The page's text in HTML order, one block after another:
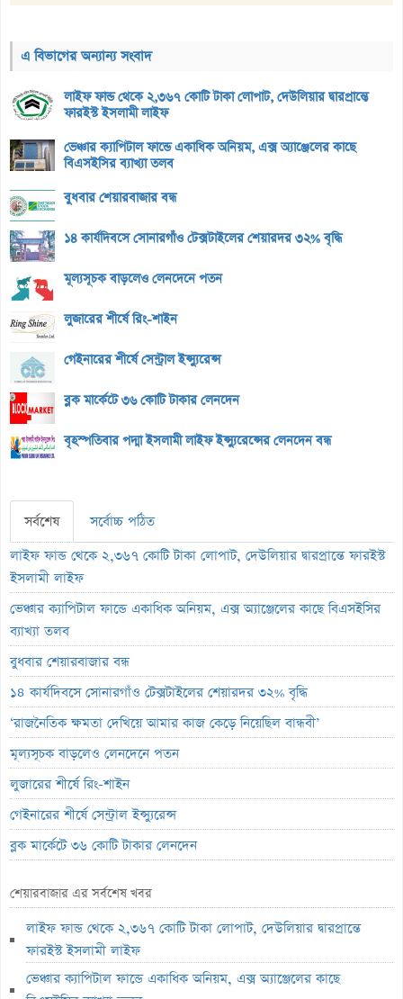
এ বিভাগের অন্যান্য সংবাদ
লাইফ ফান্ড থেকে ২,৩৬৭ কোটি টাকা লোপাট, দেউলিয়ার দ্বারপ্রান্তে
ফারইস্ট ইসলামী লাইফ
ভেঞ্চার ক্যাপিটাল ফান্ডে একাধিক অনিয়ম, এক্স অ্যাঞ্জেলের কাছে
বিএসইসির ব্যাখ্যা তলব
বুধবার শেয়ারবাজার বন্ধ
১৪ কার্যদিবসে সোনারগাঁও টেক্সটাইলের শেয়ারদর ৩২% বৃদ্ধি
মূল্যসূচক বাড়লেও লেনদেনে পতন
লুজারের শীর্ষে রিং-শাইন
গেইনারের শীর্ষে সেন্ট্রাল ইন্স্যুরেন্স
ব্লক মার্কেটে ৩৬ কোটি টাকার লেনদেন
বৃহস্পতিবার পদ্মা ইসলামী লাইফ ইন্স্যুরেন্সের লেনদেন বন্ধ
সর্বশেষ
সর্বোচ্চ পঠিত
লাইফ ফান্ড থেকে ২,৩৬৭ কোটি টাকা লোপাট, দেউলিয়ার দ্বারপ্রান্তে ফারইস্ট
ইসলামী লাইফ
ভেঞ্চার ক্যাপিটাল ফান্ডে একাধিক অনিয়ম, এক্স অ্যাঞ্জেলের কাছে বিএসইসির
ব্যাখ্যা তলব
বুধবার শেয়ারবাজার বন্ধ
১৪ কার্যদিবসে সোনারগাঁও টেক্সটাইলের শেয়ারদর ৩২% বৃদ্ধি
‘রাজনৈতিক ক্ষমতা দেখিয়ে আমার কাজ কেড়ে নিয়েছিল বান্ধবী’
মূল্যসূচক বাড়লেও লেনদেনে পতন
লুজারের শীর্ষে রিং-শাইন
গেইনারের শীর্ষে সেন্ট্রাল ইন্স্যুরেন্স
ব্লক মার্কেটে ৩৬ কোটি টাকার লেনদেন
বৃহস্পতিবার লেনদেনে ফিরবে ইউসিবি
লেনদেনের শীর্ষে একমি পেস্টিসাইডস
মেঘনা পেট্রোলিয়ামের চেয়ারম্যান হলেন ড. এম. তামিম
শেয়ারবাজার এর সর্বশেষ খবর
লাইফ ফান্ড থেকে ২,৩৬৭ কোটি টাকা লোপাট, দেউলিয়ার দ্বারপ্রান্তে
ফারইস্ট ইসলামী লাইফ
ভেঞ্চার ক্যাপিটাল ফান্ডে একাধিক অনিয়ম, এক্স অ্যাঞ্জেলের কাছে